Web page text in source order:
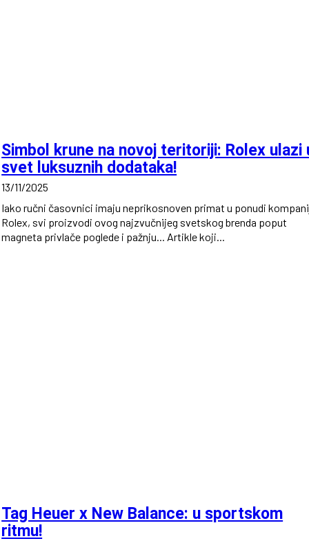
Simbol krune na novoj teritoriji: Rolex ulazi
svet luksuznih dodataka!
13/11/2025
Iako ručni časovnici imaju neprikosnoven primat u ponudi
Rolex, svi proizvodi ovog najzvučnijeg svetskog brenda poput
magneta privlače poglede i pažnju... Artikle koji...
Tag Heuer x New Balance: u sportskom
ritmu!